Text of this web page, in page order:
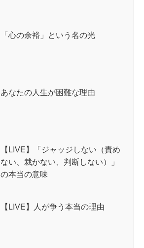
「心の余裕」という名の光
あなたの人生が困難な理由
【LIVE】「ジャッジしない（責め
ない、裁かない、判断しない）」
の本当の意味
【LIVE】人が争う本当の理由